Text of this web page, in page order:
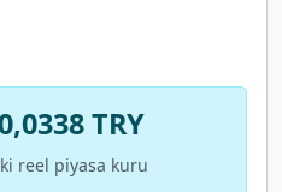
TRY
reel piyasa kuru